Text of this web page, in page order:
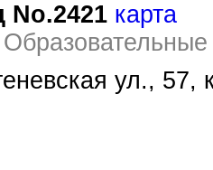
No.2421 карта
ул., 57,